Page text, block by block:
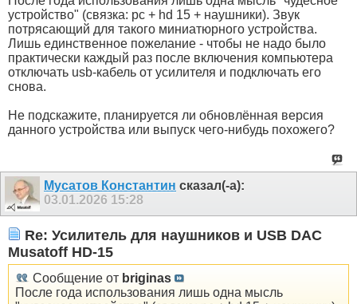
устройство" (связка: pc + hd 15 + наушники). Звук
потрясающий для такого миниатюрного устройства.
Лишь единственное пожелание - чтобы не надо было
практически каждый раз после включения компьютера
отключать usb-кабель от усилителя и подключать его
снова.
Не подскажите, планируется ли обновлённая версия
данного устройства или выпуск чего-нибудь похожего?
Мусатов Константин сказал(-а):
03.01.2026 15:28
Re: Усилитель для наушников и USB DAC
Musatoff HD-15
Сообщение от briginas
После года использования лишь одна мысль